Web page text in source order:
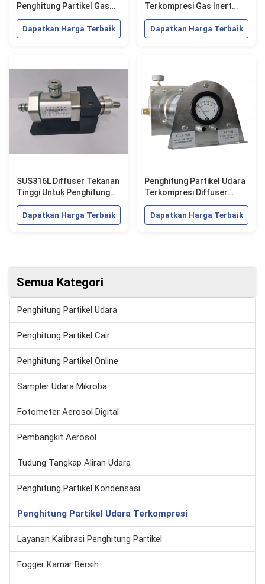
Penghitung Partikel Gas
Terkompresi DHP-II
Dapatkan Harga Terbaik
Terkompresi Gas Inert
DHP FKC-IB FKC-III FKC-V
Dapatkan Harga Terbaik
SUS316L Diffuser Tekanan
Tinggi Untuk Penghitung
Partikel DHP-II 2.83L
Dapatkan Harga Terbaik
Penghitung Partikel Udara
Terkompresi Diffuser
Tekanan Tinggi 145psi
DHP-1
Dapatkan Harga Terbaik
Semua Kategori
Penghitung Partikel Udara
Penghitung Partikel Cair
Penghitung Partikel Online
Sampler Udara Mikroba
Fotometer Aerosol Digital
Pembangkit Aerosol
Tudung Tangkap Aliran Udara
Penghitung Partikel Kondensasi
Penghitung Partikel Udara Terkompresi
Layanan Kalibrasi Penghitung Partikel
Fogger Kamar Bersih